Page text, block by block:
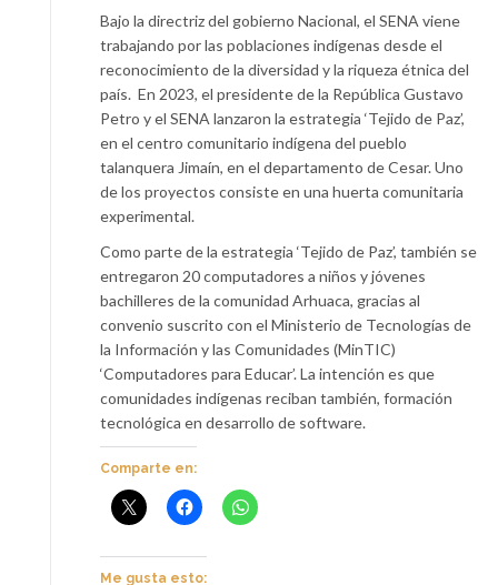
Bajo la directriz del gobierno Nacional, el SENA viene
trabajando por las poblaciones indígenas desde el
reconocimiento de la diversidad y la riqueza étnica del
país. En 2023, el presidente de la República Gustavo
Petro y el SENA lanzaron la estrategia ‘Tejido de Paz’,
en el centro comunitario indígena del pueblo
talanquera Jimaín, en el departamento de Cesar. Uno
de los proyectos consiste en una huerta comunitaria
experimental.
Como parte de la estrategia ‘Tejido de Paz’, también se
entregaron 20 computadores a niños y jóvenes
bachilleres de la comunidad Arhuaca, gracias al
convenio suscrito con el Ministerio de Tecnologías de
la Información y las Comunidades (MinTIC)
‘Computadores para Educar’. La intención es que
comunidades indígenas reciban también, formación
tecnológica en desarrollo de software.
Comparte en:
Me gusta esto: